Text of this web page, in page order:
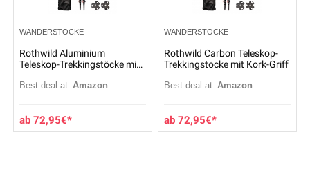
WANDERSTÖCKE
Rothwild Aluminium
Teleskop-Trekkingstöcke mit
Best deal at: Amazon
72,95€
WANDERSTÖCKE
Rothwild Carbon Teleskop-
Trekkingstöcke mit Kork-Griff
Best deal at: Amazon
72,95€